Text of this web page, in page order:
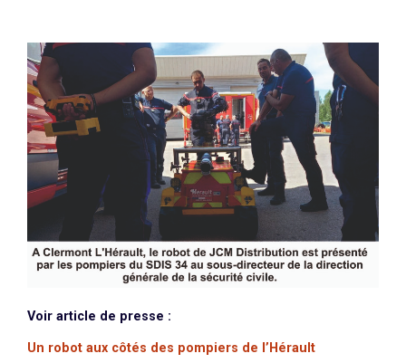
Voir article de presse :
Un robot aux côtés des pompiers de l’Hérault